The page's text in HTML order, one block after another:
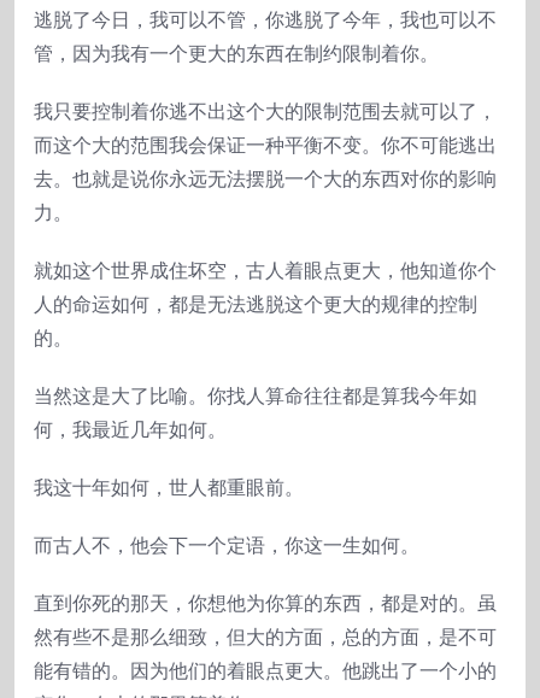
逃脱了今日，我可以不管，你逃脱了今年，我也可以不
管，因为我有一个更大的东西在制约限制着你。
我只要控制着你逃不出这个大的限制范围去就可以了，
而这个大的范围我会保证一种平衡不变。你不可能逃出
去。也就是说你永远无法摆脱一个大的东西对你的影响
力。
就如这个世界成住坏空，古人着眼点更大，他知道你个
人的命运如何，都是无法逃脱这个更大的规律的控制
的。
当然这是大了比喻。你找人算命往往都是算我今年如
何，我最近几年如何。
我这十年如何，世人都重眼前。
而古人不，他会下一个定语，你这一生如何。
直到你死的那天，你想他为你算的东西，都是对的。虽
然有些不是那么细致，但大的方面，总的方面，是不可
能有错的。因为他们的着眼点更大。他跳出了一个小的